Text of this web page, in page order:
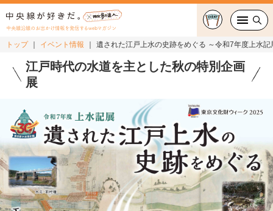
中央線沿線のお出かけ情報を発信するwebマガジン
グルメ・カフェ
おでかけ
ショッピング
中央線カルチャー
トップ イベント情報 遺された江戸上水の史跡をめぐる ～令和7年度上水記
江戸時代の水道を主とした秋の特別企画
展